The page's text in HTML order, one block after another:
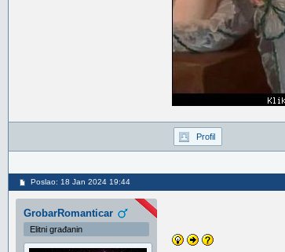
Profil
Poslao: 18 Jan 2024 19:44
GrobarRomanticar
Elitni građanin